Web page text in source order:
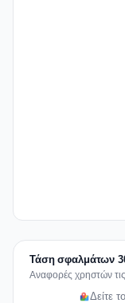
Τάση σφαλμάτων
Αναφορές χρηστών
Δείτε